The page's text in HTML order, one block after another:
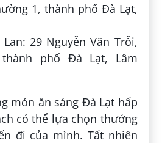
1, thành phố Đà Lạt,
29 Nguyễn Văn Trỗi,
phố Đà Lạt, Lâm
món ăn sáng Đà Lạt hấp
có thể lựa chọn thưởng
đi của mình. Tất nhiên